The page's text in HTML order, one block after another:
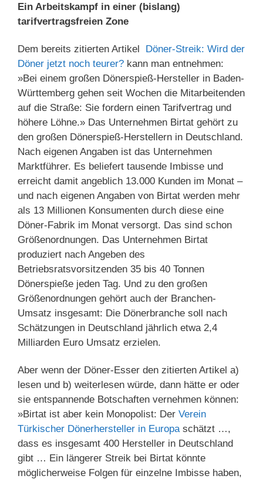
Ein Arbeitskampf in einer (bislang)
tarifvertragsfreien Zone
Dem bereits zitierten Artikel Döner-Streik: Wird der
Döner jetzt noch teurer? kann man entnehmen:
»Bei einem großen Dönerspieß-Hersteller in Baden-
Württemberg gehen seit Wochen die Mitarbeitenden
auf die Straße: Sie fordern einen Tarifvertrag und
höhere Löhne.» Das Unternehmen Birtat gehört zu
den großen Dönerspieß-Herstellern in Deutschland.
Nach eigenen Angaben ist das Unternehmen
Marktführer. Es beliefert tausende Imbisse und
erreicht damit angeblich 13.000 Kunden im Monat –
und nach eigenen Angaben von Birtat werden mehr
als 13 Millionen Konsumenten durch diese eine
Döner-Fabrik im Monat versorgt. Das sind schon
Größenordnungen. Das Unternehmen Birtat
produziert nach Angeben des
Betriebsratsvorsitzenden 35 bis 40 Tonnen
Dönerspieße jeden Tag. Und zu den großen
Größenordnungen gehört auch der Branchen-
Umsatz insgesamt: Die Dönerbranche soll nach
Schätzungen in Deutschland jährlich etwa 2,4
Milliarden Euro Umsatz erzielen.
Aber wenn der Döner-Esser den zitierten Artikel a)
lesen und b) weiterlesen würde, dann hätte er oder
sie entspannende Botschaften vernehmen können:
»Birtat ist aber kein Monopolist: Der Verein
Türkischer Dönerhersteller in Europaschätzt …,
dass es insgesamt 400 Hersteller in Deutschland
gibt … Ein längerer Streik bei Birtat könnte
möglicherweise Folgen für einzelne Imbisse haben,